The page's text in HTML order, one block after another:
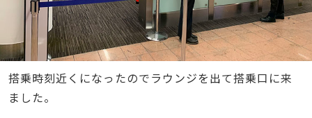
搭乗時刻近くになったのでラウンジを出て搭乗口に来
ました。